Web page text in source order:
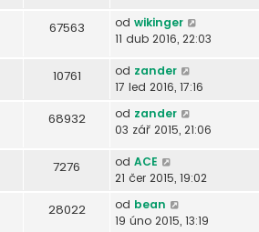
67563 od wikinger
11 dub 2016, 22:03
10761 od zander
17 led 2016, 17:16
68932 od zander
03 zář 2015, 21:06
7276 od ACE
21 čer 2015, 19:02
28022 od bean
19 úno 2015, 13:19